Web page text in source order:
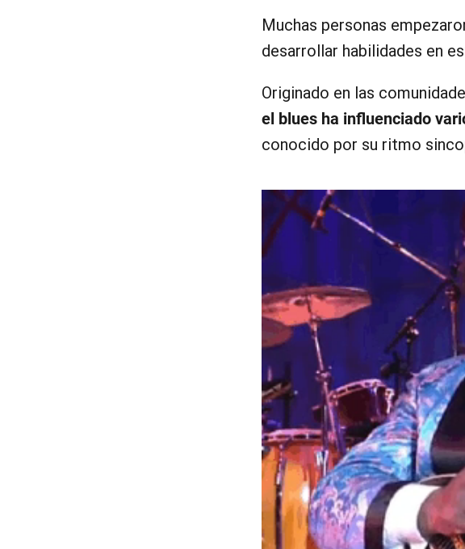
Muchas personas
desarrollar habilidades en
Originado en las
el blues ha influenciado
conocido por su ritmo